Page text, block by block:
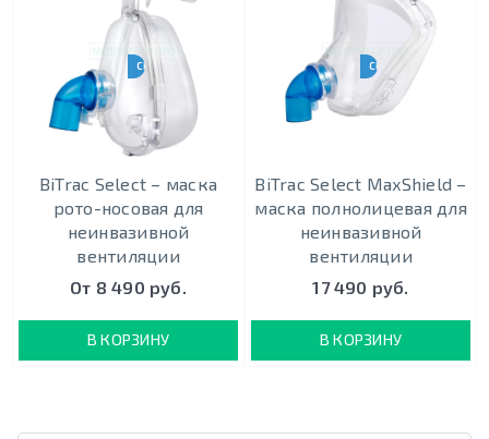
CPAP-BPAP-НВЛ
BiTrac Select – маска
рото-носовая для
неинвазивной
вентиляции
От 8 490 руб.
В КОРЗИНУ
CPAP-BPAP-НВЛ
BiTrac Select MaxShield –
маска полнолицевая для
неинвазивной
вентиляции
17 490 руб.
В КОРЗИНУ